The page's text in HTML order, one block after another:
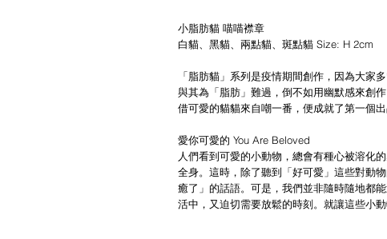
小脂肪貓 喵喵襟章
白貓、黑貓、兩點貓、斑點貓 Size: H 2cm
「脂肪貓」系列是疫情期間創作，因為大家
與其為「脂肪」難過，倒不如用幽默感來創作
借可愛的貓貓來自嘲一番，便成就了第一個出
愛你可愛的 You Are Beloved
人們看到可愛的小動物，總會有種心被溶化
全身。這時，除了聽到「好可愛」這些對動
癒了」的話語。可是，我們並非隨時隨地都
活中，又迫切需要放鬆的時刻。就讓這些小